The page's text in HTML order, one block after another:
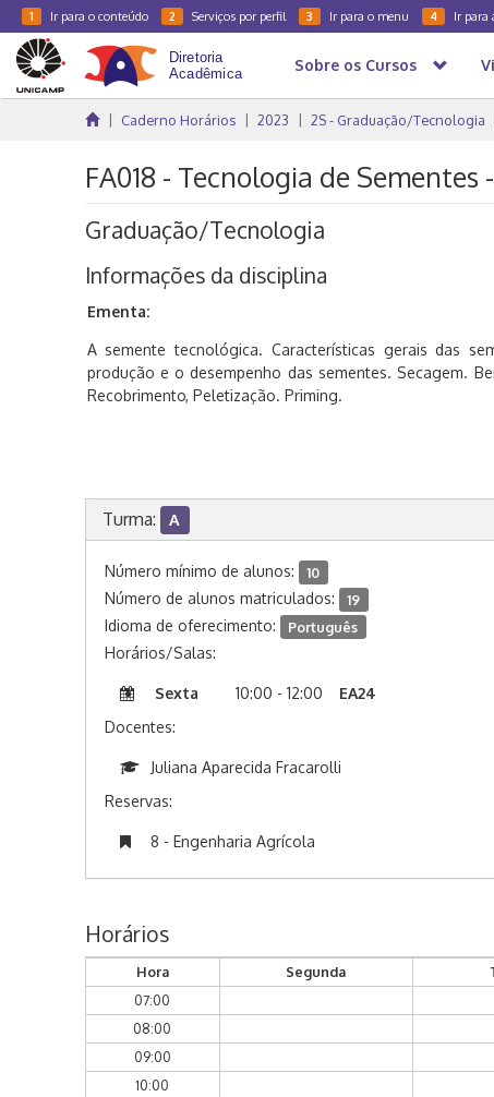
1 Ir para o conteúdo 2 Serviços por perfil 3 Ir para o menu 4 Ir para
Sobre os Cursos
Caderno Horários 2023 2S - Graduação/Tecnologia
FA018 - Tecnologia de Sementes
Graduação/Tecnologia
Informações da disciplina
Ementa:
A semente tecnológica. Características gerais das
produção e o desempenho das sementes. Secagem.
Recobrimento, Peletização. Priming.
Turma: A
Número mínimo de alunos: 10
Número de alunos matriculados: 19
Idioma de oferecimento: Português
Horários/Salas:
Sexta 10:00 - 12:00
EA24
Docentes:
Juliana Aparecida Fracarolli
Reservas:
8 - Engenharia Agrícola
Horários
Hora Segunda
07:00
08:00
09:00
10:00